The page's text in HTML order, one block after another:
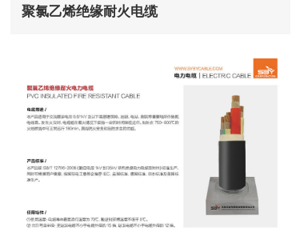
聚氯乙烯绝缘耐火电缆